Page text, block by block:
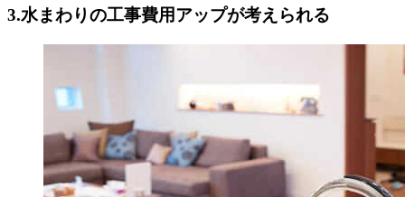
3.水まわりの工事費用アップが考えられる